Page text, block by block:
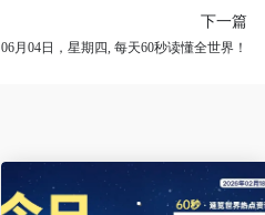
下一篇
06月04日，星期四, 每天60秒读懂全世界！